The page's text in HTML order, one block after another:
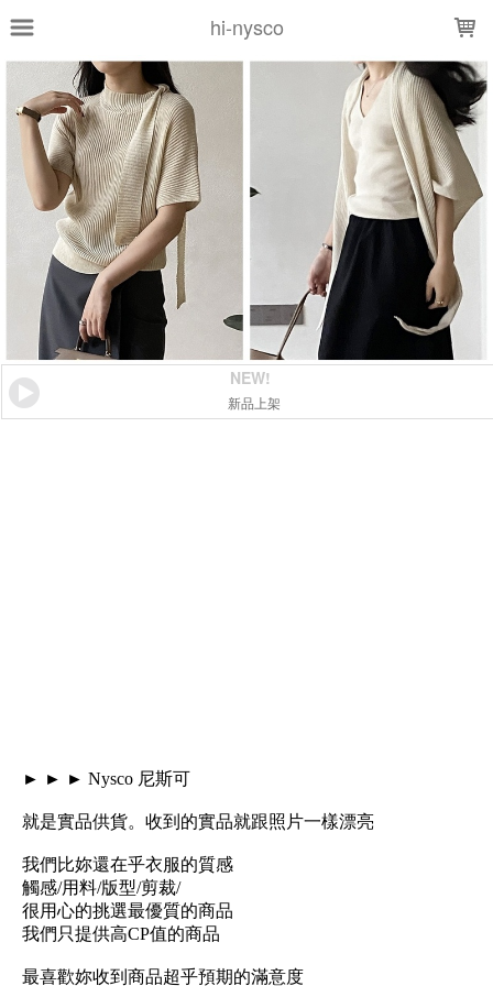
hi-nysco
NEW!
新品上架